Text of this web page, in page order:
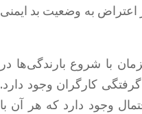
قزوین، روز شنبه ۱۵ آبان ماه، در اعتراض به وضعیت بد ایمنی
می گویند، همزمان با شروع بارندگی‌ها در
کارگران وجود دارد.
وجود دارد که هر آن با